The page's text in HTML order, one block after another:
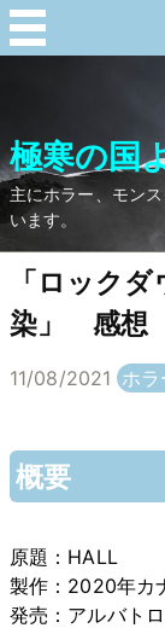
極寒の国
主にホラー、モン
います。
「ロック
染」 感想
11/08/2021 ホラ
概要
原題：HALL
製作：2020年カ
発売：アルバト